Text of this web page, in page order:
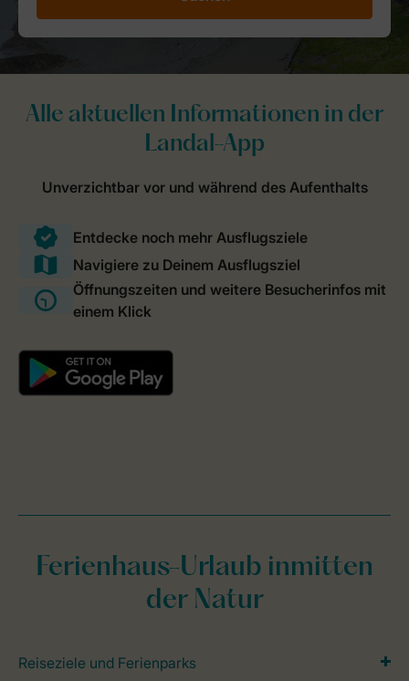
Ferienhaus-Urlaub inmitten
der Natur
Reiseziele und Ferienparks